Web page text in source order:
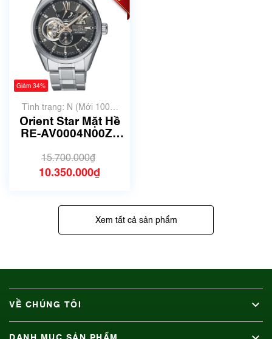
Giảm 34%
Tình trạng: N (Mới 100%
chưa qua sử dụng)
Orient Star Mặt Hề
RE-AV0004N00Z |
41mm | Mã số 5266
15.700.000₫
10.350.000₫
Xem tất cả sản phẩm
VỀ CHÚNG TÔI